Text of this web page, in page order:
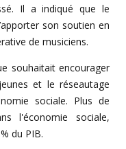
Il a indiqué que le
son soutien en
de musiciens.
souhaitait encourager
et le réseautage
sociale. Plus de
l'économie sociale,
du PIB.